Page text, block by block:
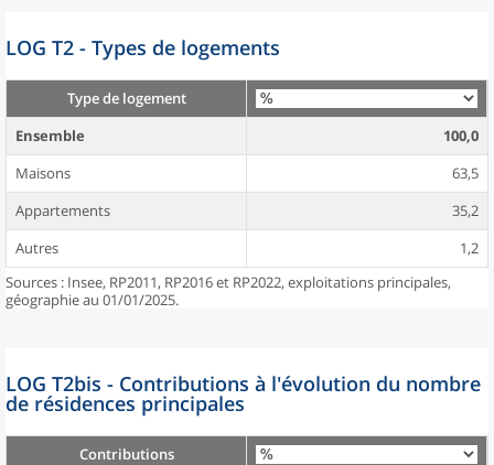
LOG T2 - Types de logements
Type de logement
Ensemble
100,0
Maisons
63,5
Appartements
35,2
Autres
1,2
Sources : Insee, RP2011, RP2016 et RP2022, exploitations principales,
géographie au 01/01/2025.
LOG T2bis - Contributions à l'évolution du nombre
de résidences principales
Contributions